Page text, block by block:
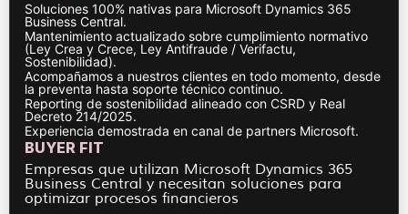
Soluciones 100% nativas para Microsoft Dynamics 365
Business Central.
Mantenimiento actualizado sobre cumplimiento normativo
(Ley Crea y Crece, Ley Antifraude / Verifactu,
Sostenibilidad).
Acompañamos a nuestros clientes en todo momento, desde
la preventa hasta soporte técnico continuo.
Reporting de sostenibilidad alineado con CSRD y Real
Decreto 214/2025.
Experiencia demostrada en canal de partners Microsoft.
BUYER FIT
Empresas que utilizan Microsoft Dynamics 365
Business Central y necesitan soluciones para
optimizar procesos financieros